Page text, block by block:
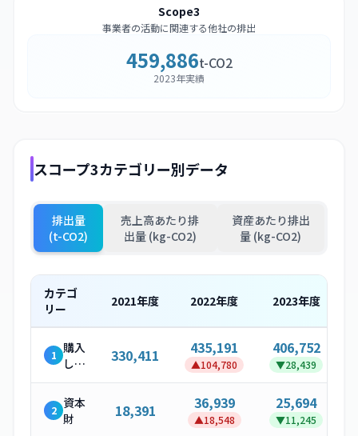
Scope3
事業者の活動に関連する他社の排出
459,886t-CO2
2023年実績
スコープ3カテゴリー別データ
排出量
(t-CO2)
売上高あたり排
出量 (kg-CO2)
資産あたり排出
量 (kg-CO2)
カテゴ
リー
2021年度 2022年度 2023年度
1 購入
した
製
品・
サー
ビス
330,411 435,191
▲104,780
406,752
▼28,439
2 資本
財
18,391 36,939
▲18,548
25,694
▼11,245